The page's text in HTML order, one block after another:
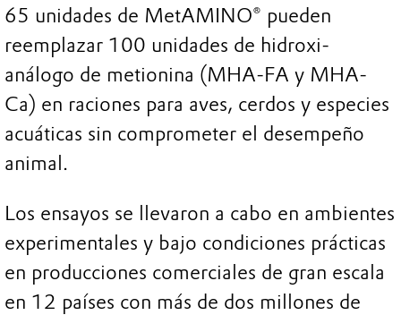
65 unidades de MetAMINO® pueden
reemplazar 100 unidades de hidroxi-
análogo de metionina (MHA-FA y MHA-
Ca) en raciones para aves, cerdos y especies
acuáticas sin comprometer el desempeño
animal.
Los ensayos se llevaron a cabo en ambientes
experimentales y bajo condiciones prácticas
en producciones comerciales de gran escala
en 12 países con más de dos millones de